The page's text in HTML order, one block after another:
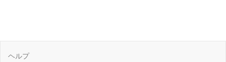
ヘルプ